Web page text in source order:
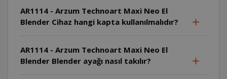
AR1114 - Arzum Technoart Maxi Neo El
Blender Cihaz hangi kapta kullanılmalıdır?
AR1114 - Arzum Technoart Maxi Neo El
Blender Blender ayağı nasıl takılır?